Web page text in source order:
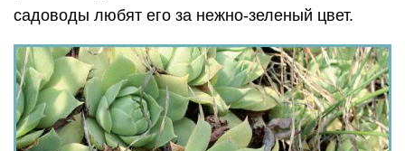
садоводы любят его за нежно-зеленый цвет.